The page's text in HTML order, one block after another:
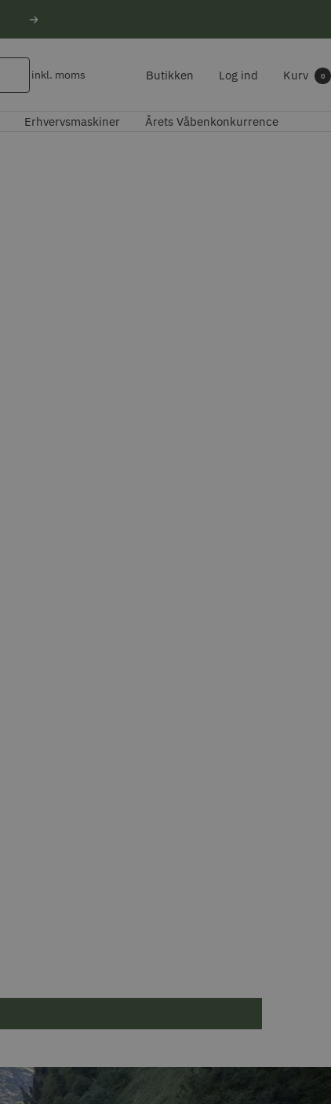
Næste
inkl. moms Butikken Log ind Kurv 0
Erhvervsmaskiner Årets Våbenkonkurrence